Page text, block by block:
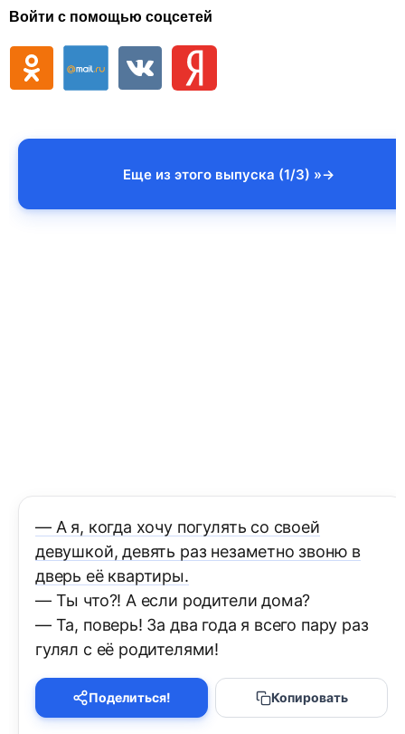
Войти с помощью соцсетей
Еще из этого выпуска (1/3) »
— А я, когда хочу погулять со своей
девушкой, девять раз незаметно звоню в
дверь её квартиры.
— Ты что?! А если родители дома?
— Та, поверь! За два года я всего пару раз
гулял с её родителями!
Поделиться! Копировать